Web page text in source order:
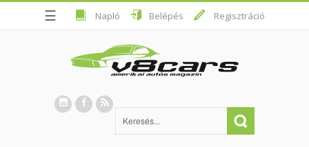
☰ Napló Belépés Regisztráció